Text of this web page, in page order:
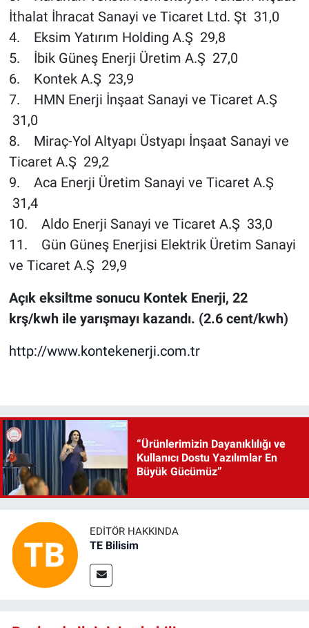
İthalat İhracat Sanayi ve Ticaret Ltd. Şt 31,0
4. Eksim Yatırım Holding A.Ş 29,8
5. İbik Güneş Enerji Üretim A.Ş 27,0
6. Kontek A.Ş 23,9
7. HMN Enerji İnşaat Sanayi ve Ticaret A.Ş
31,0
8. Miraç-Yol Altyapı Üstyapı İnşaat Sanayi ve
Ticaret A.Ş 29,2
9. Aca Enerji Üretim Sanayi ve Ticaret A.Ş
31,4
10. Aldo Enerji Sanayi ve Ticaret A.Ş 33,0
11. Gün Güneş Enerjisi Elektrik Üretim Sanayi
ve Ticaret A.Ş 29,9
Açık eksiltme sonucu Kontek Enerji, 22
krş/kwh ile yarışmayı kazandı. (2.6 cent/kwh)
http://www.kontekenerji.com.tr
“Ürünlerimizin Dayanıklılığı ve
Kullanıcı Dostu Yazılımlar En
Büyük Gücümüz”
EDITÖR HAKKINDA
TE Bilisim